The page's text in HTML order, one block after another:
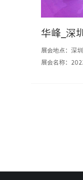
华峰_深
展会地点：深圳